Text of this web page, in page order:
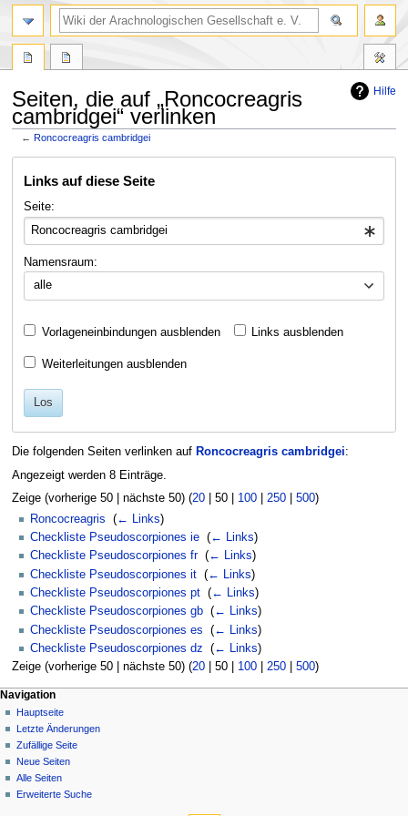
Hilfe
Seiten, die auf „Roncocreagris
cambridgei“ verlinken
←Roncocreagris cambridgei
Navigation
Suche
Links auf diese Seite
Seite:
Namensraum:
alle
Vorlageneinbindungen ausblenden Links ausblenden
Weiterleitungen ausblenden
Los
Die folgenden Seiten verlinken auf Roncocreagris cambridgei:
Angezeigt werden 8 Einträge.
Zeige (vorherige 50| nächste 50) (20| 50| 100| 250| 500)
Roncocreagris
(← Links)
Checkliste Pseudoscorpiones ie (← Links)
Checkliste Pseudoscorpiones fr‎ (← Links)
Checkliste Pseudoscorpiones it (← Links)
Checkliste Pseudoscorpiones pt (← Links)
Checkliste Pseudoscorpiones gb (← Links)
Checkliste Pseudoscorpiones es
(← Links)
Checkliste Pseudoscorpiones dz
(← Links)
Zeige (vorherige 50| nächste 50) (20| 50| 100| 250| 500)
Navigation
Hauptseite
Letzte Änderungen
Zufällige Seite
Neue Seiten
Alle Seiten
Erweiterte Suche